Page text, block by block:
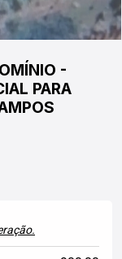
-
PARA